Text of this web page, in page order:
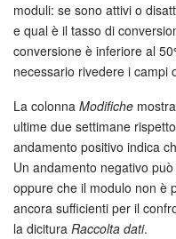
moduli: se sono attivi o
e qual è il tasso di
conversione è inferiore al
necessario rivedere i campi
La colonna Modifiche
ultime due settimane
andamento positivo indica
Un andamento negativo
oppure che il modulo non è
ancora sufficienti per il
la dicitura Raccolta dati.